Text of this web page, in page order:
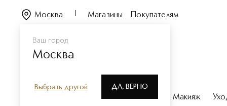
Ваш город
Москва
Выбрать другой ДА, ВЕРНО
Москва Магазины Покупателям
Парфюмерия Макияж